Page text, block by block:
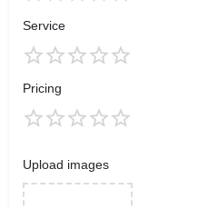
Service
Pricing
Upload images